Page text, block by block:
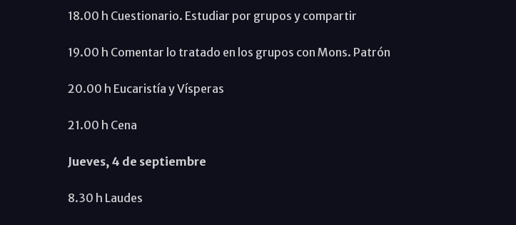
18.00 h Cuestionario. Estudiar por grupos y compartir
19.00 h Comentar lo tratado en los grupos con Mons. Patrón
20.00 h Eucaristía y Vísperas
21.00 h Cena
Jueves, 4 de septiembre
8.30 h Laudes